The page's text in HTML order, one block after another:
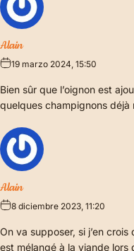
Alain
19 marzo 2024, 15:50
Bien sûr que l’oignon est
quelques champignons déjà
Alain
8 diciembre 2023, 11:20
On va supposer, si j’en crois
est mélangé à la viande lors